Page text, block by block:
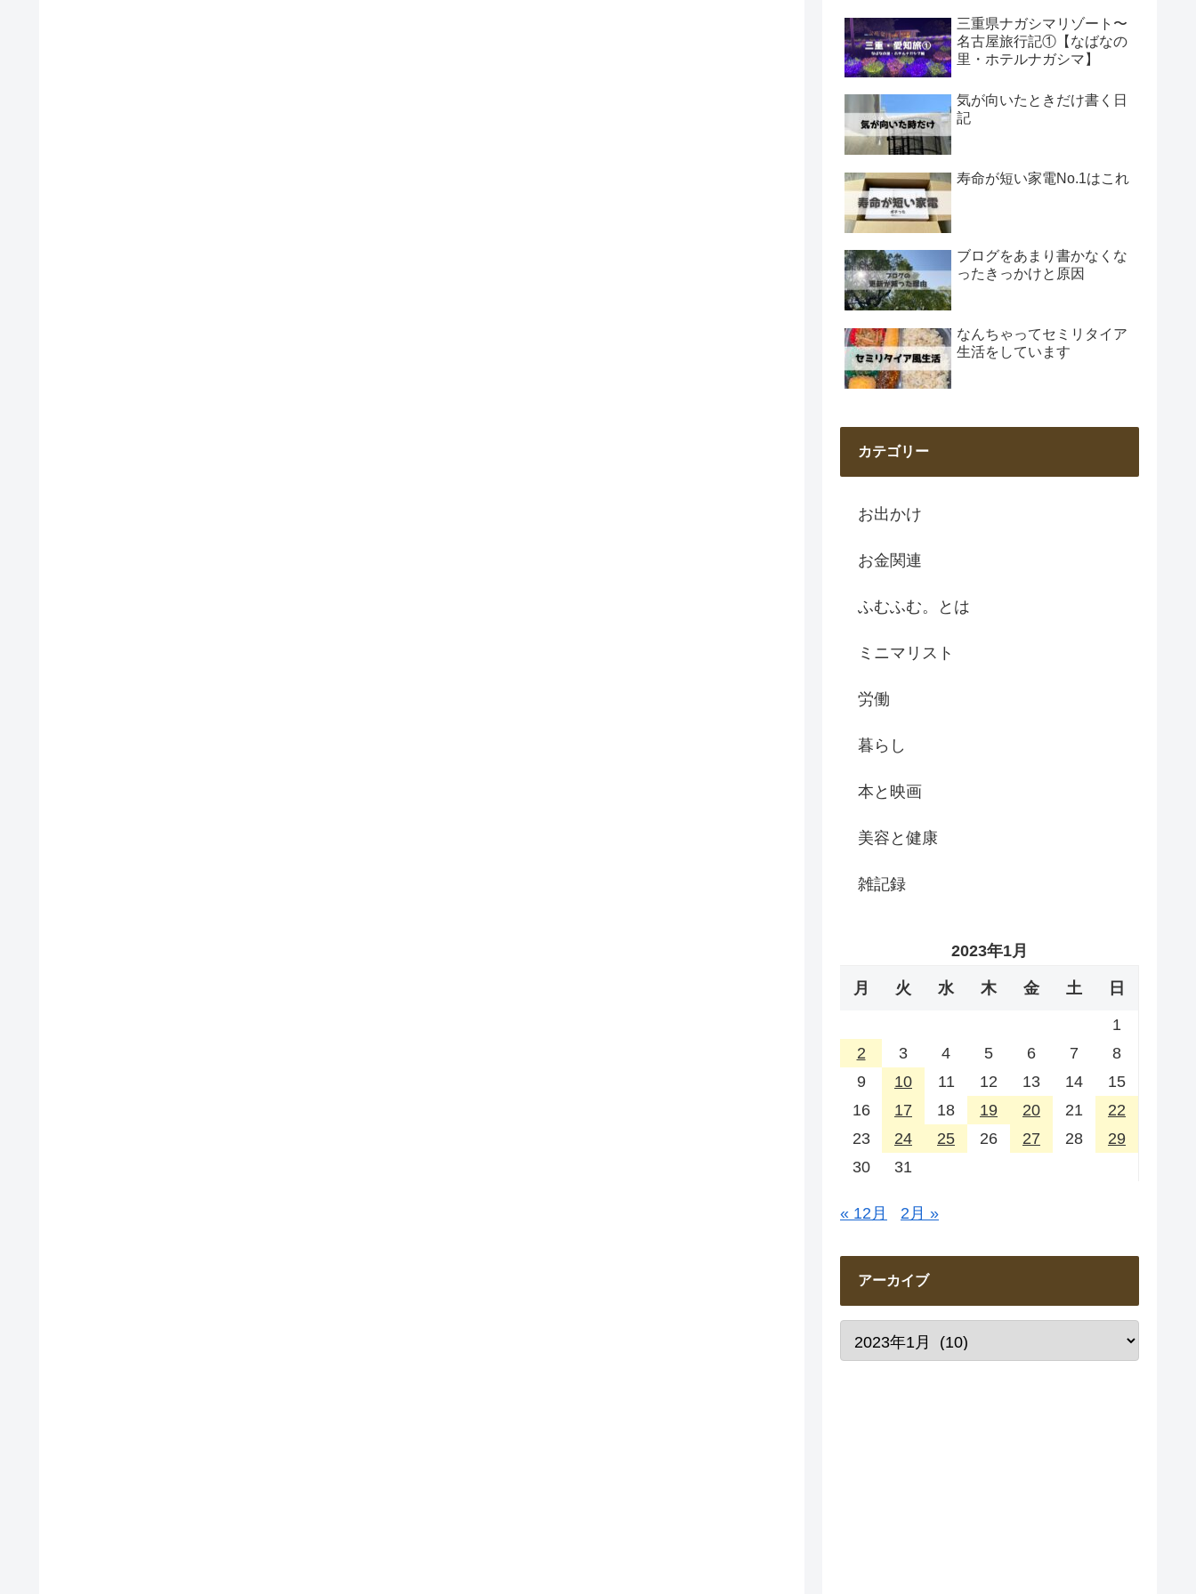
三重県ナガシマリゾート〜
名古屋旅行記①【なばなの
里・ホテルナガシマ】
気が向いたときだけ書く日
記
寿命が短い家電No.1はこれ
ブログをあまり書かなくな
ったきっかけと原因
なんちゃってセミリタイア
生活をしています
カテゴリー
お出かけ
お金関連
ふむふむ。とは
ミニマリスト
労働
暮らし
本と映画
美容と健康
雑記録
2023年1月
月 火 水 木 金 土 日
1
2
3 4 5 6 7
8
9
10 11 12 13 14
15
16
17 18 19 20 21
22
23
24 25 26 27 28
29
30
31
« 12月 2月 »
アーカイブ